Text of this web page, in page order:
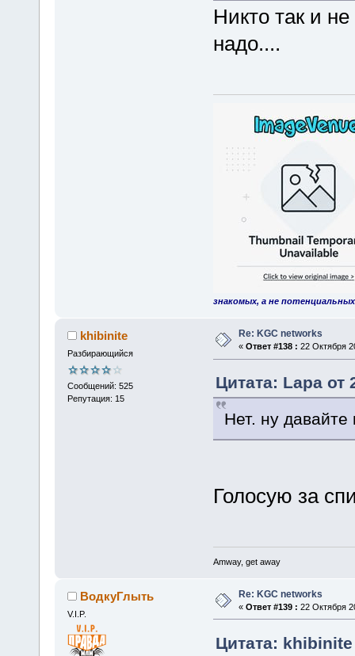
Никто так и
надо....
знакомых, а не
khibinite
Разбирающийся
Сообщений: 525
Репутация: 15
Re: KGC networks
« Ответ #138 : 22 Октября
Цитата: Lapa от
Нет. ну
Голосую за
Amway, get away
ВодкуГлыть
V.I.P.
Re: KGC networks
« Ответ #139 : 22 Октября
Цитата: khibinite